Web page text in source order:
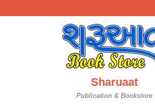
to
Sharuaat
Publication & Bookstore